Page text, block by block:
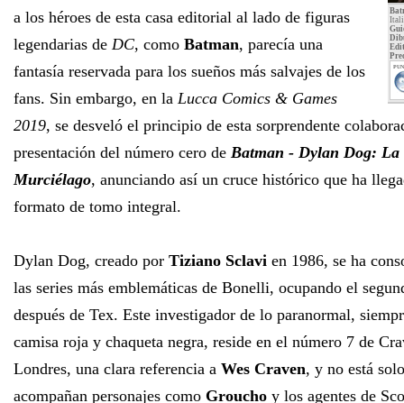
a los héroes de esta casa editorial al lado de figuras
legendarias de DC, como Batman, parecía una
fantasía reservada para los sueños más salvajes de los
fans. Sin embargo, en la Lucca Comics & Games
2019, se desveló el principio de esta sorprendente
presentación del número cero de Batman - Dylan Dog: La
Murciélago, anunciando así un cruce histórico que ha
formato de tomo integral.
Dylan Dog, creado por Tiziano Sclavi en 1986, se ha
las series más emblemáticas de Bonelli, ocupando el
después de Tex. Este investigador de lo paranormal,
camisa roja y chaqueta negra, reside en el número 7 de
Londres, una clara referencia a Wes Craven, y no está
acompañan personajes como Groucho y los agentes de